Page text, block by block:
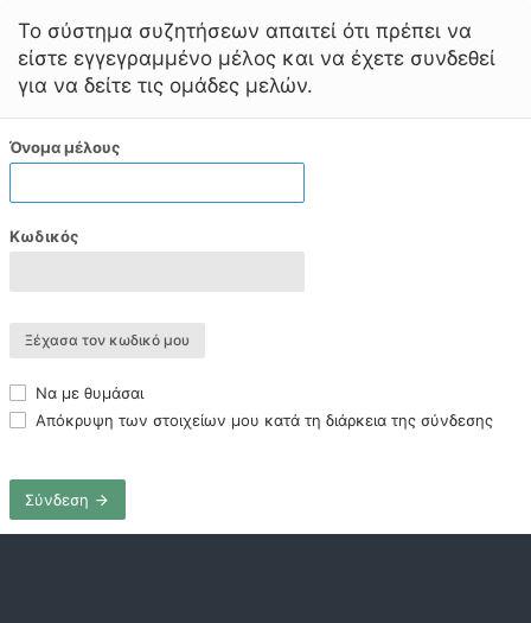
Το σύστημα συζητήσεων απαιτεί ότι πρέπει να
είστε εγγεγραμμένο μέλος και να έχετε συνδεθεί
για να δείτε τις ομάδες μελών.
Όνομα μέλους
Κωδικός
Ξέχασα τον κωδικό μου
Να με θυμάσαι
Απόκρυψη των στοιχείων μου κατά τη διάρκεια της σύνδεσης
Σύνδεση